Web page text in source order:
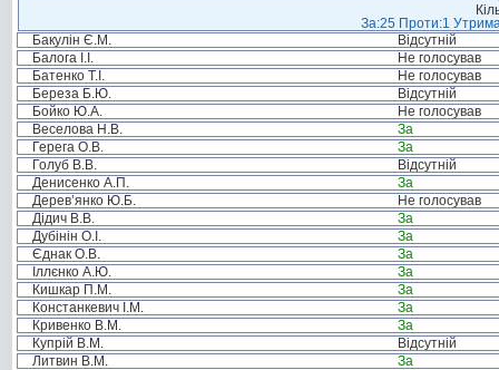
За:25 Проти:1
Бакулін Є.М.
Відсутній
Балога І.І.
Не голосував
Батенко Т.І.
Не голосував
Береза Б.Ю.
Відсутній
Бойко Ю.А.
Не голосував
Веселова Н.В.
За
Герега О.В.
За
Голуб В.В.
Відсутній
Денисенко А.П.
За
Дерев’янко Ю.Б.
Не голосував
Дідич В.В.
За
Дубінін О.І.
За
Єднак О.В.
За
Іллєнко А.Ю.
За
Кишкар П.М.
За
Констанкевич І.М.
За
Кривенко В.М.
За
Купрій В.М.
Відсутній
Литвин В.М.
За